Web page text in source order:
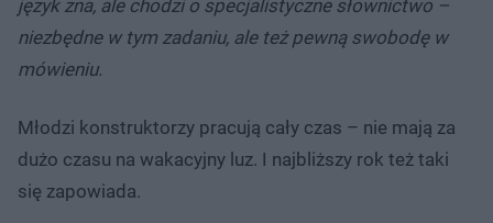
język zna, ale chodzi o specjalistyczne słownictwo –
niezbędne w tym zadaniu, ale też pewną swobodę w
mówieniu.
Młodzi konstruktorzy pracują cały czas – nie mają za
dużo czasu na wakacyjny luz. I najbliższy rok też taki
się zapowiada.